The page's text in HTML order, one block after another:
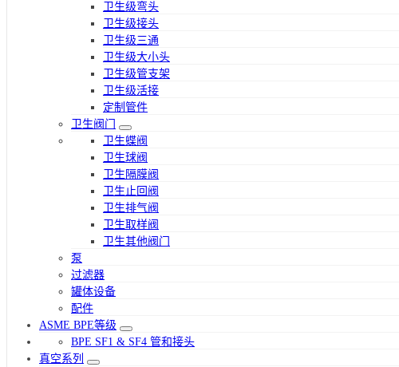
卫生级弯头
卫生级接头
卫生级三通
卫生级大小头
卫生级管支架
卫生级活接
定制管件
卫生阀门
卫生蝶阀
卫生球阀
卫生隔膜阀
卫生止回阀
卫生排气阀
卫生取样阀
卫生其他阀门
泵
过滤器
罐体设备
配件
ASME BPE等级
BPE SF1 & SF4 管和接头
真空系列